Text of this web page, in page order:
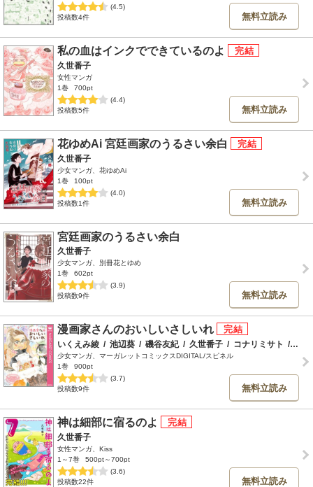
(4.5)
投稿数4件
無料立読み
私の血はインクでできているのよ
久世番子
女性マンガ
1巻
700pt
(4.4)
投稿数5件
無料立読み
花ゆめAi 宮廷画家のうるさい余白
久世番子
少女マンガ、花ゆめAi
1巻
100pt
(4.0)
投稿数1件
無料立読み
宮廷画家のうるさい余白
久世番子
少女マンガ、別冊花とゆめ
1巻
602pt
(3.9)
投稿数9件
無料立読み
漫画家さんのおいしいさしいれ
いくえみ綾 / 池辺葵 / 磯谷友紀 / 久世番子 / コナリミサト / 早
少女マンガ、マーガレットコミックスDIGITAL/スピネル
1巻
900pt
(3.7)
投稿数9件
無料立読み
神は細部に宿るのよ
久世番子
女性マンガ、Kiss
1～7巻
500pt～700pt
(3.6)
投稿数22件
無料立読み